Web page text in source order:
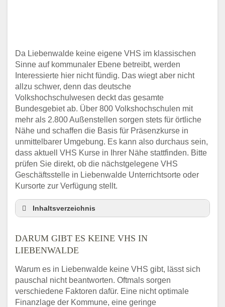
Da Liebenwalde keine eigene VHS im klassischen
Sinne auf kommunaler Ebene betreibt, werden
Interessierte hier nicht fündig. Das wiegt aber nicht
allzu schwer, denn das deutsche
Volkshochschulwesen deckt das gesamte
Bundesgebiet ab. Über 800 Volkshochschulen mit
mehr als 2.800 Außenstellen sorgen stets für örtliche
Nähe und schaffen die Basis für Präsenzkurse in
unmittelbarer Umgebung. Es kann also durchaus sein,
dass aktuell VHS Kurse in Ihrer Nähe stattfinden. Bitte
prüfen Sie direkt, ob die nächstgelegene VHS
Geschäftsstelle in Liebenwalde Unterrichtsorte oder
Kursorte zur Verfügung stellt.
Inhaltsverzeichnis
3 schnelle Tipps
Checkliste: So finden auch Menschen aus
Abendschule in der Region rund um
Liebenwalde
VHS steht für Erwachsenenbildung
DARUM GIBT ES KEINE VHS IN
LIEBENWALDE
Warum es in Liebenwalde keine VHS gibt, lässt sich
pauschal nicht beantworten. Oftmals sorgen
verschiedene Faktoren dafür. Eine nicht optimale
Finanzlage der Kommune, eine geringe